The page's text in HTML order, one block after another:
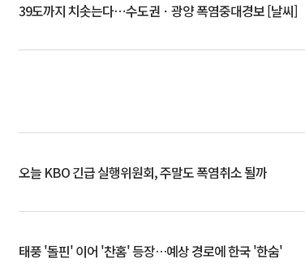
39도까지 치솟는다⋯수도권ㆍ광양 폭염중대경보 [날씨]
오늘 KBO 긴급 실행위원회, 주말도 폭염취소 될까
태풍 '돌핀' 이어 '찬홈' 등장…예상 경로에 한국 '한숨'